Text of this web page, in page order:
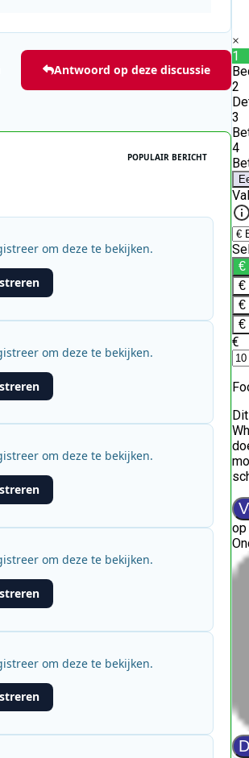
Antwoord op deze discussie
POPULAIR BERICHT
om deze te bekijken.
om deze te bekijken.
om deze te bekijken.
om deze te bekijken.
om deze te bekijken.